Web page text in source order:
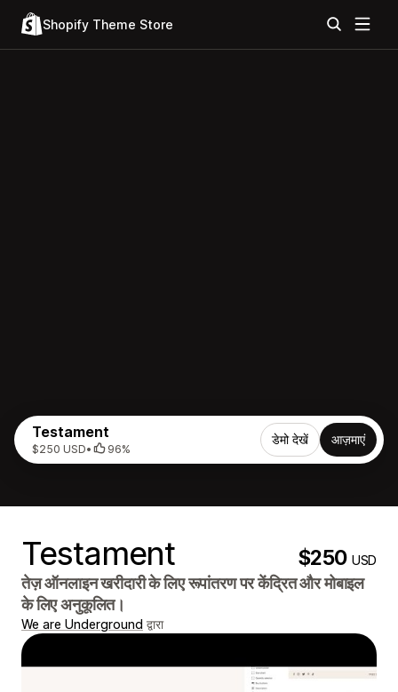
Shopify Theme Store
Testament
$250 USD• 96%
डेमो देखें आज़माएं
Testament $250USD
तेज़ ऑनलाइन खरीदारी के लिए रूपांतरण पर केंद्रित और मोबाइल
के लिए अनुकूलित।
We are Underground द्वारा